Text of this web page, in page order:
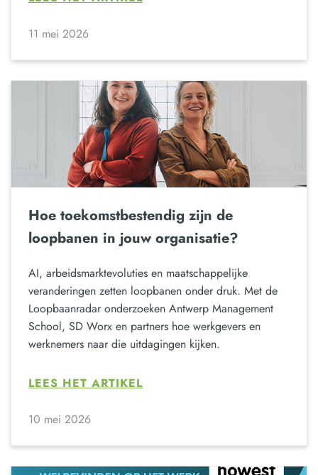
11 mei 2026
Hoe toekomstbestendig zijn de
loopbanen in jouw organisatie?
AI, arbeidsmarktevoluties en maatschappelijke
veranderingen zetten loopbanen onder druk. Met de
Loopbaanradar onderzoeken Antwerp Management
School, SD Worx en partners hoe werkgevers en
werknemers naar die uitdagingen kijken.
LEES HET ARTIKEL
10 mei 2026